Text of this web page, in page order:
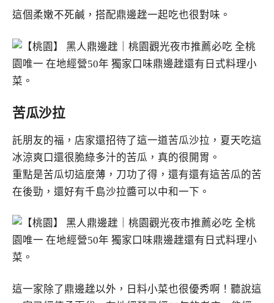
這個柔嫩不死鹹，搭配鼎邊趖一起吃也很對味。
苦瓜沙拉
託朋友的福，店家還招待了這一道苦瓜沙拉，夏天吃這
冰涼爽口還很脆綠多汁的苦瓜，真的很開胃。
重點是苦瓜切這麼薄，刀功了得，還有還有這苦瓜的苦
在後勁，還好有千島沙拉醬可以中和一下。
這一家除了鼎邊趖以外，日料小菜也很優秀啊！聽說這